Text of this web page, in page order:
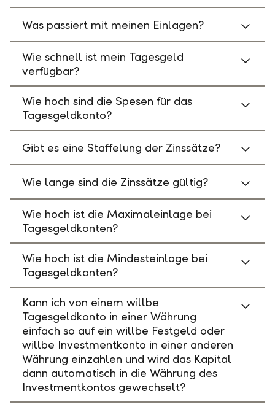
Was passiert mit meinen Einlagen?
Wie schnell ist mein Tagesgeld
verfügbar?
Wie hoch sind die Spesen für das
Tagesgeldkonto?
Gibt es eine Staffelung der Zinssätze?
Wie lange sind die Zinssätze gültig?
Wie hoch ist die Maximaleinlage bei
Tagesgeldkonten?
Wie hoch ist die Mindesteinlage bei
Tagesgeldkonten?
Kann ich von einem willbe
Tagesgeldkonto in einer Währung
einfach so auf ein willbe Festgeld oder
willbe Investmentkonto in einer anderen
Währung einzahlen und wird das Kapital
dann automatisch in die Währung des
Investmentkontos gewechselt?